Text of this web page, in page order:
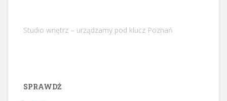
Studio wnętrz – urządzamy pod klucz Poznań
SPRAWDŹ